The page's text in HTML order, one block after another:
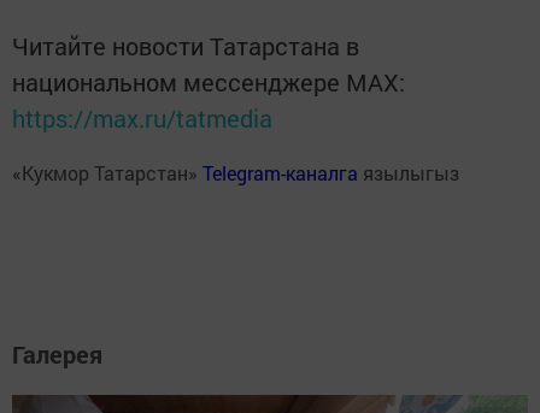
Читайте новости Татарстана в
национальном мессенджере MАХ:
https://max.ru/tatmedia
«Кукмор Татарстан» Telegram-каналга язылыгыз
Галерея